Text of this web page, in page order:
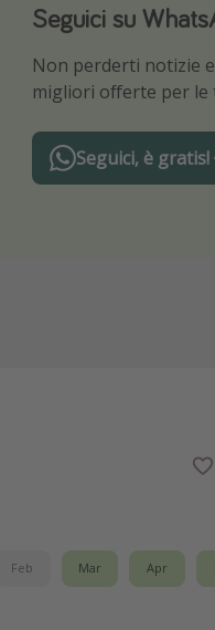
Seguici su
Non perderti notizie
migliori offerte per le
Seguici, è gratis!
Scarica la nostra
Sii il primo a
Feb Mar Apr